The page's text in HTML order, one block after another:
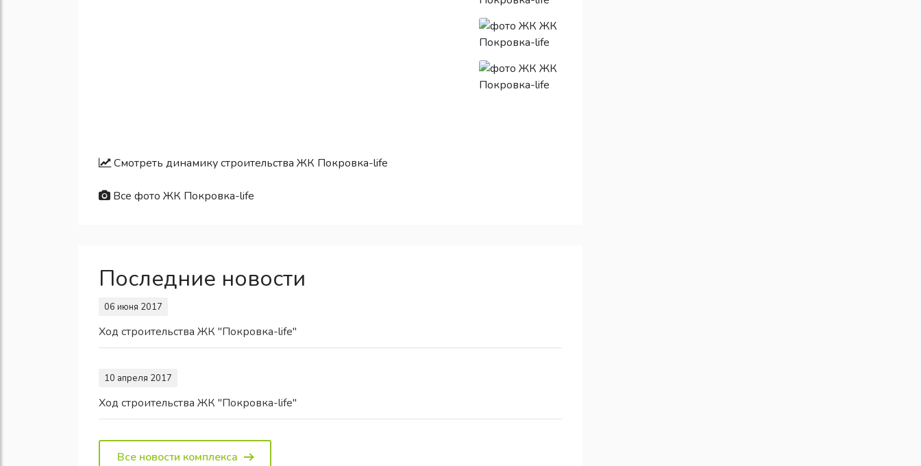
Смотреть динамику строительства ЖК Покровка-life
Все фото ЖК Покровка-life
Последние новости
06 июня 2017
Ход строительства ЖК "Покровка-life"
10 апреля 2017
Ход строительства ЖК "Покровка-life"
Все новости комплекса